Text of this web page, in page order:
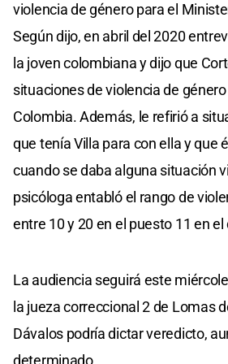
violencia de género para el
Según dijo, en abril del 2020
la joven colombiana y dijo que
situaciones de violencia de
Colombia. Además, le refirió a
que tenía Villa para con ella y que
cuando se daba alguna situación
psicóloga entabló el rango de
entre 10 y 20 en el puesto 11 en el
La audiencia seguirá este
la jueza correccional 2 de Lomas
Dávalos podría dictar veredicto,
determinado.